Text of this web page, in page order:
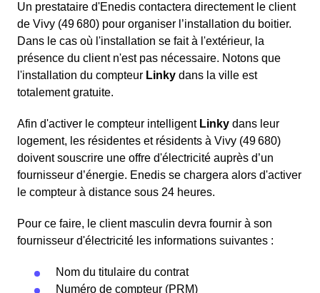
Un prestataire d'Enedis contactera directement le client
de Vivy (49 680) pour organiser l’installation du boitier.
Dans le cas où l'installation se fait à l'extérieur, la
présence du client n'est pas nécessaire. Notons que
l'installation du compteur Linky dans la ville est
totalement gratuite.
Afin d'activer le compteur intelligent Linky dans leur
logement, les résidentes et résidents à Vivy (49 680)
doivent souscrire une offre d'électricité auprès d’un
fournisseur d’énergie. Enedis se chargera alors d'activer
le compteur à distance sous 24 heures.
Pour ce faire, le client masculin devra fournir à son
fournisseur d'électricité les informations suivantes :
Nom du titulaire du contrat
Numéro de compteur (PRM)